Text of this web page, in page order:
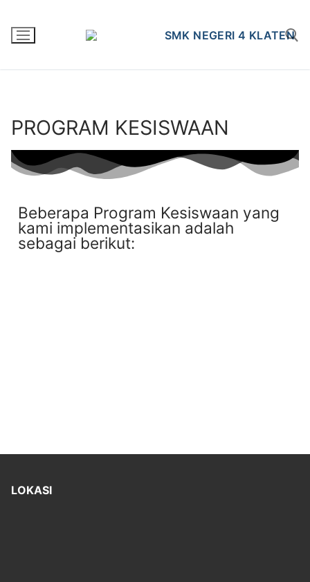
PROGRAM KESISWAAN
Beberapa Program Kesiswaan yang
kami implementasikan adalah
sebagai berikut:
LOKASI